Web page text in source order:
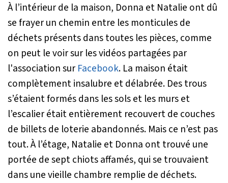
À l’intérieur de la maison, Donna et Natalie ont dû
se frayer un chemin entre les monticules de
déchets présents dans toutes les pièces, comme
on peut le voir sur les vidéos partagées par
l'association sur Facebook. La maison était
complètement insalubre et délabrée. Des trous
s’étaient formés dans les sols et les murs et
l’escalier était entièrement recouvert de couches
de billets de loterie abandonnés. Mais ce n’est pas
tout. À l’étage, Natalie et Donna ont trouvé une
portée de sept chiots affamés, qui se trouvaient
dans une vieille chambre remplie de déchets.